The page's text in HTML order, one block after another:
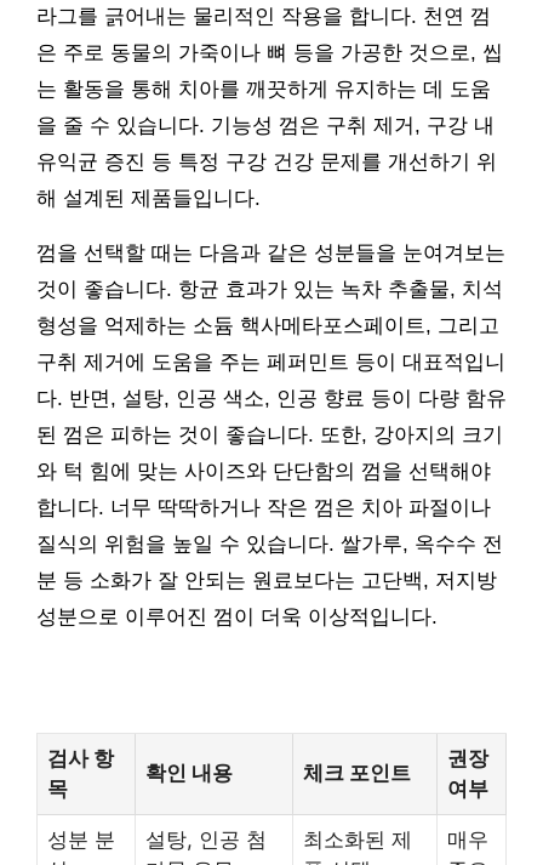
라그를 긁어내는 물리적인 작용을 합니다. 천연 껌
은 주로 동물의 가죽이나 뼈 등을 가공한 것으로, 씹
는 활동을 통해 치아를 깨끗하게 유지하는 데 도움
을 줄 수 있습니다. 기능성 껌은 구취 제거, 구강 내
유익균 증진 등 특정 구강 건강 문제를 개선하기 위
해 설계된 제품들입니다.
껌을 선택할 때는 다음과 같은 성분들을 눈여겨보는
것이 좋습니다. 항균 효과가 있는 녹차 추출물, 치석
형성을 억제하는 소듐 핵사메타포스페이트, 그리고
구취 제거에 도움을 주는 페퍼민트 등이 대표적입니
다. 반면, 설탕, 인공 색소, 인공 향료 등이 다량 함유
된 껌은 피하는 것이 좋습니다. 또한, 강아지의 크기
와 턱 힘에 맞는 사이즈와 단단함의 껌을 선택해야
합니다. 너무 딱딱하거나 작은 껌은 치아 파절이나
질식의 위험을 높일 수 있습니다. 쌀가루, 옥수수 전
분 등 소화가 잘 안되는 원료보다는 고단백, 저지방
성분으로 이루어진 껌이 더욱 이상적입니다.
검사 항
목
확인 내용 체크 포인트
권장
여부
성분 분
설탕, 인공 첨
최소화된 제
매우